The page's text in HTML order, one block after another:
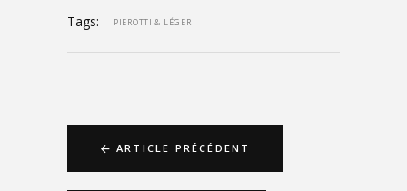
Tags: PIEROTTI & LÉGER
ARTICLE PRÉCÉDENT